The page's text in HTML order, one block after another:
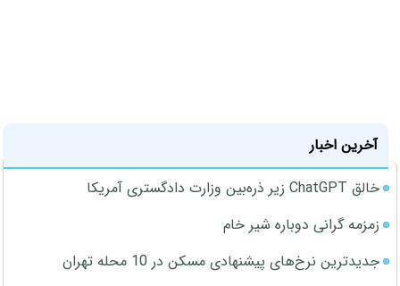
آخرین اخبار
خالق ChatGPT زیر ذره‌بین وزارت دادگستری آمریکا
زمزمه گرانی دوباره شیر خام
جدیدترین نرخ‌های پیشنهادی مسکن در 10 محله تهران